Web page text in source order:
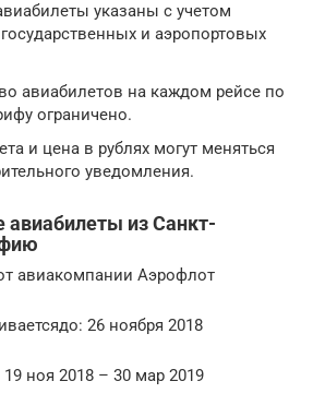
указаны с учетом
и аэропортовых
авиабилетов на каждом рейсе по
ограничено.
и цена в рублях могут меняться
уведомления.
из Санкт-
авиакомпании Аэрофлот
26 ноября 2018
ноя 2018 – 30 мар 2019